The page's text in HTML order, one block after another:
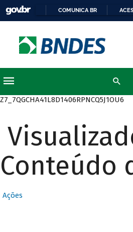
COMUNICA BR
Z7_7QGCHA41L8D1406RPNCQ5J1OU6
Conteúdo
Ações